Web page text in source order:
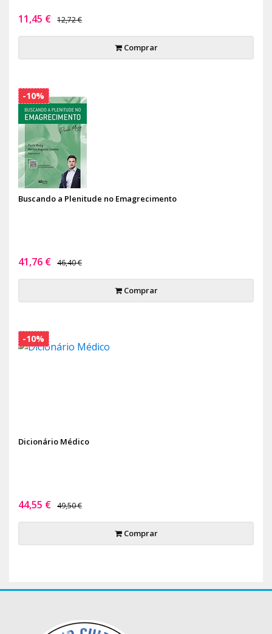
11,45 € 12,72 €
Comprar
Buscando a Plenitude no Emagrecimento
41,76 € 46,40 €
Comprar
-10%
Dicionário Médico
44,55 € 49,50 €
Comprar
-10%